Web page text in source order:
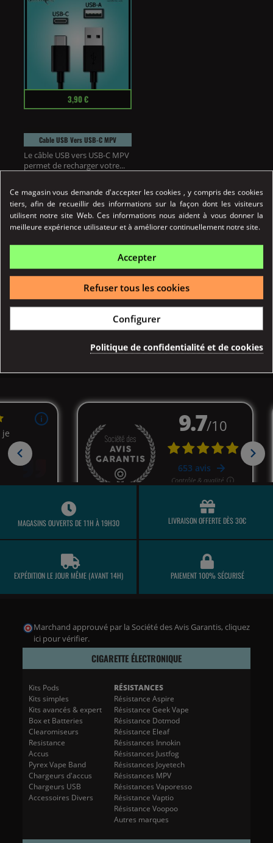
Prix 3,90 €
Cable USB Vers USB-C MPV
Le câble USB vers USB-C MPV
permet de recharger votre...
Détail
Achat Rapide
Détail produits
MAGASINS OUVERTS DE 11H À 19H30 LIVRAISON OFFERTE DÈS 30€
EXPÉDITION LE JOUR MÊME (AVANT 14H) PAIEMENT 100% SÉCURISÉ
Marchand approuvé par la Société des Avis Garantis, cliquez
ici pour vérifier.
CIGARETTE ÉLECTRONIQUE
Kits Pods
Kits simples
Kits avancés & expert
Box et Batteries
Clearomiseurs
Resistance
Accus
Pyrex Vape Band
Chargeurs d'accus
Chargeurs USB
Accessoires Divers
RÉSISTANCES
Résistance Aspire
Résistance Geek Vape
Résistance Dotmod
Résistance Eleaf
Résistances Innokin
Résistances Justfog
Résistances Joyetech
Résistances MPV
Résistances Vaporesso
Résistance Vaptio
Résistance Voopoo
Autres marques
Ce magasin vous demande d'accepter les cookies , y compris des cookies
tiers, afin de recueillir des informations sur la façon dont les visiteurs
utilisent notre site Web. Ces informations nous aident à vous donner la
meilleure expérience utilisateur et à améliorer continuellement notre site.
Accepter
Refuser tous les cookies
Configurer
Politique de confidentialité et de cookies